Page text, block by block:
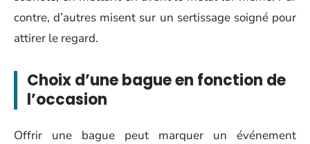
contre, d’autres misent sur un sertissage soigné pour
attirer le regard.
Choix d’une bague en fonction de
l’occasion
Offrir une bague peut marquer un événement